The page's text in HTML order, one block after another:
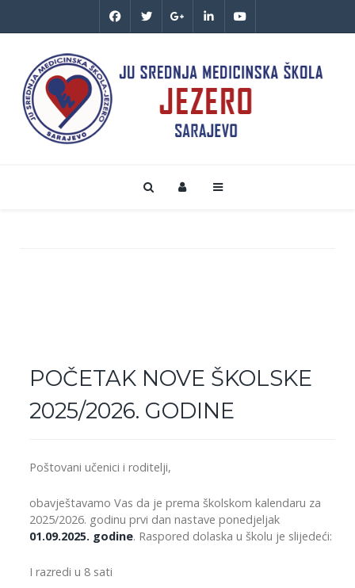
POČETAK NOVE ŠKOLSKE
2025/2026. GODINE
Poštovani učenici i roditelji,
obavještavamo Vas da je prema školskom kalendaru za
2025/2026. godinu prvi dan nastave ponedjeljak
01.09.2025. godine. Raspored dolaska u školu je slijedeći:
I razredi u 8 sati